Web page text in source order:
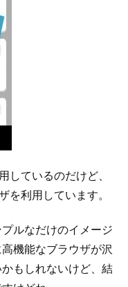
しているのだけど、
を利用しています。
ルなだけのイメージ
機能なブラウザが沢
もしれないけど、結